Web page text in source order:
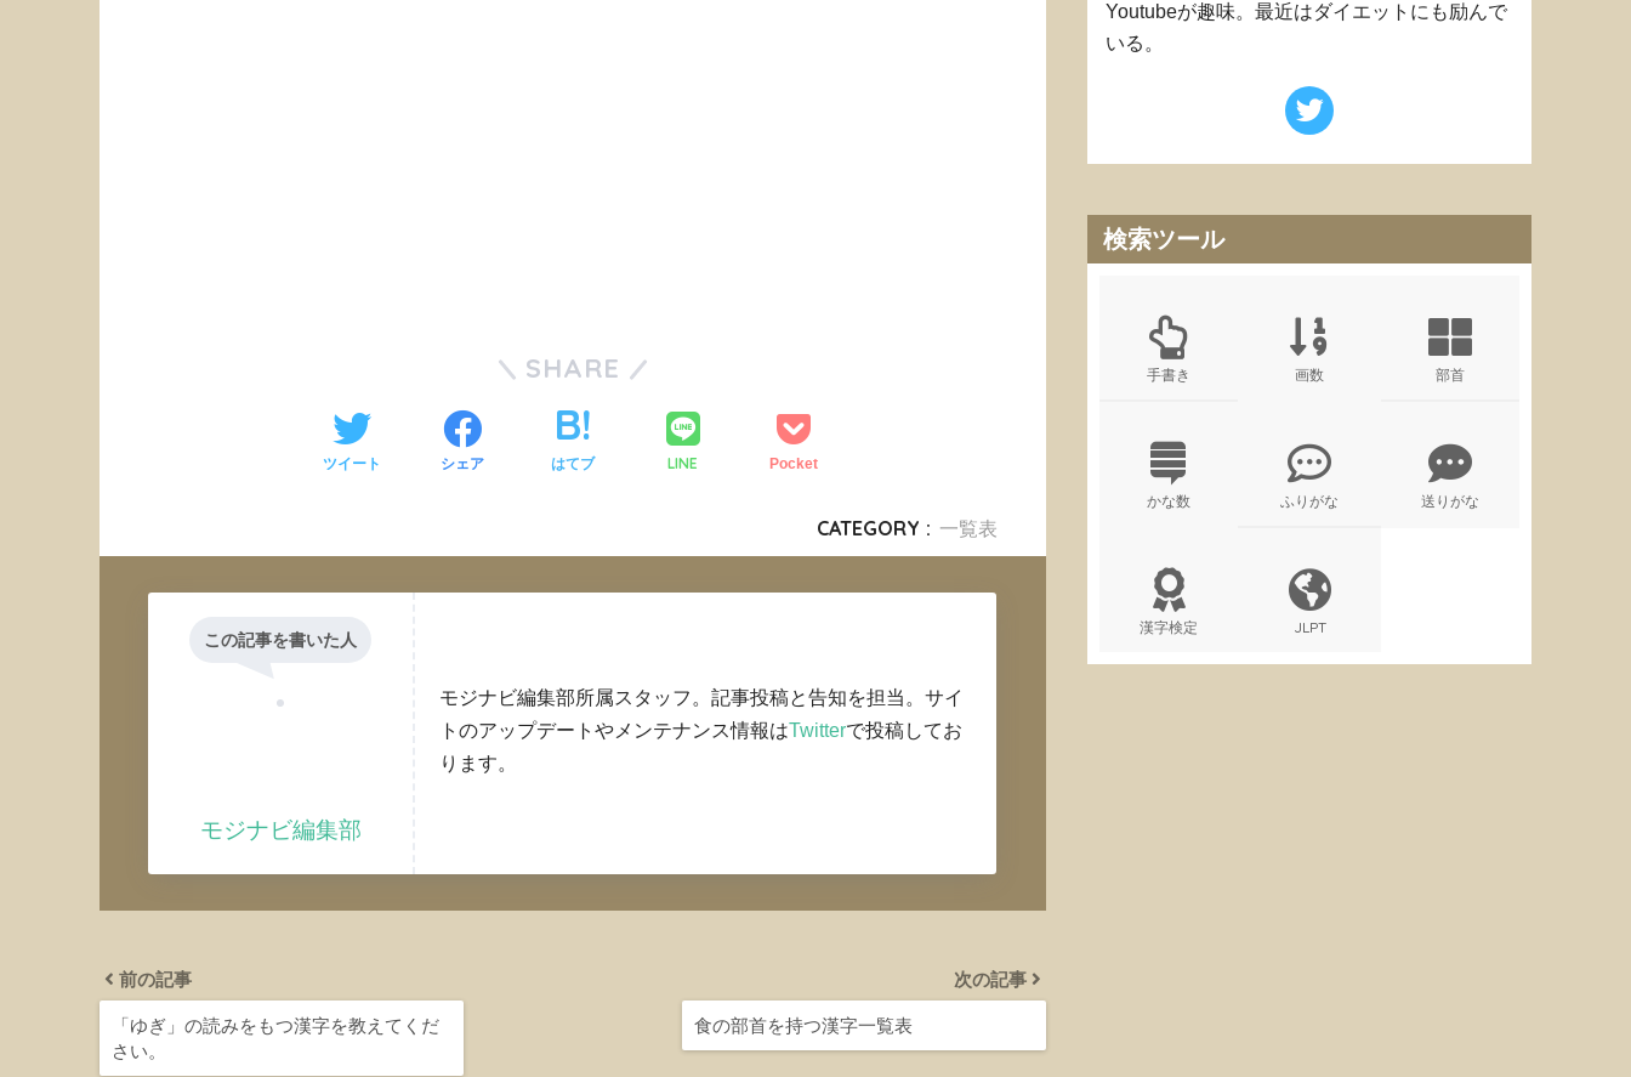
SHARE
ツイート シェア はてブ LINE Pocket
CATEGORY : 一覧表
この記事を書いた人
モジナビ編集部
モジナビ編集部所属スタッフ。記事投稿と告知を担当。サイ
トのアップデートやメンテナンス情報はTwitterで投稿してお
ります。
前の記事
「ゆぎ」の読みをもつ漢字を教えてくだ
さい。
次の記事
食の部首を持つ漢字一覧表
Youtubeが趣味。最近はダイエットにも励んで
いる。
検索ツール
手書き 画数 部首
かな数 ふりがな 送りがな
漢字検定 JLPT